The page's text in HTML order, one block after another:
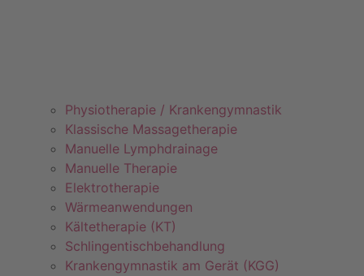
Physiotherapie / Krankengymnastik
Klassische Massagetherapie
Manuelle Lymphdrainage
Manuelle Therapie
Elektrotherapie
Wärmeanwendungen
Kältetherapie (KT)
Schlingentischbehandlung
Krankengymnastik am Gerät (KGG)